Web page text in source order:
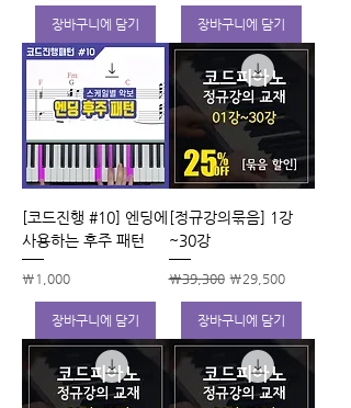
장바구니에 담기 장바구니에 담기
[코드진행 #10] 엔딩에
사용하는 후주 패턴
가격
₩1,000
장바구니에 담기
[정규강의묶음] 1강
~30강
일반가
₩39,300 할인가
₩29,500
장바구니에 담기